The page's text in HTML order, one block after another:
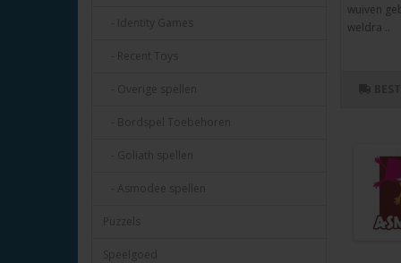
- Identity Games
- Recent Toys
- Overige spellen
- Bordspel Toebehoren
- Goliath spellen
- Asmodee spellen
Puzzels
Speelgoed
wuiven
weldra ..